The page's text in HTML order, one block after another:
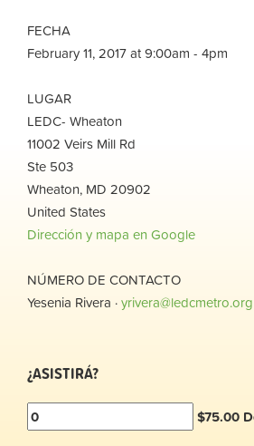
FECHA
February 11, 2017 at 9:00am - 4pm
LUGAR
LEDC- Wheaton
11002 Veirs Mill Rd
Ste 503
Wheaton, MD 20902
United States
Dirección y mapa en Google
NÚMERO DE CONTACTO
Yesenia Rivera ·yrivera@ledcmetro.org
¿ASISTIRÁ?
$75.00